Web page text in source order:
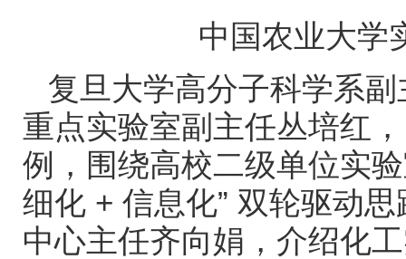
中国农业大学
复旦大学高分子科学系
重点实验室副主任丛培红
例，围绕高校二级单位实
细化 + 信息化” 双轮驱动
中心主任齐向娟，介绍化